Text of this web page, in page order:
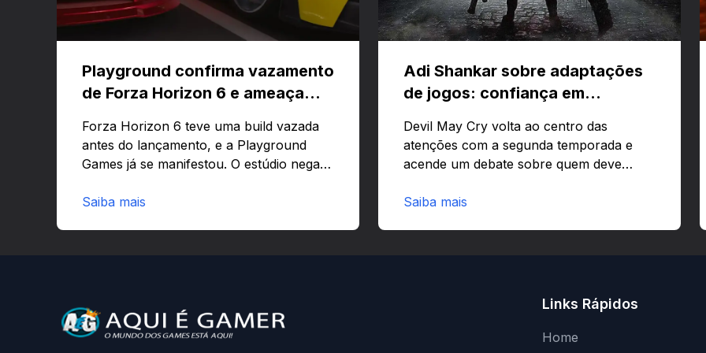
Playground confirma vazamento
de Forza Horizon 6 e ameaça
Forza Horizon 6 teve uma build vazada
antes do lançamento, e a Playground
Games já se manifestou. O estúdio nega
preload e avisa que quem usar versões
e a resposta da Playground: negação do
preload, medidas contra acessos não
Saiba mais
Adi Shankar sobre adaptações
de jogos: confiança em
Devil May Cry volta ao centro das
atenções com a segunda temporada e
acende um debate sobre quem deve
corporações ou criativos? Quer saber
Shankar ganhou fama por adaptar jogos
marcante.Estilo e impactoShankar
Saiba mais
Links Rápidos
Home